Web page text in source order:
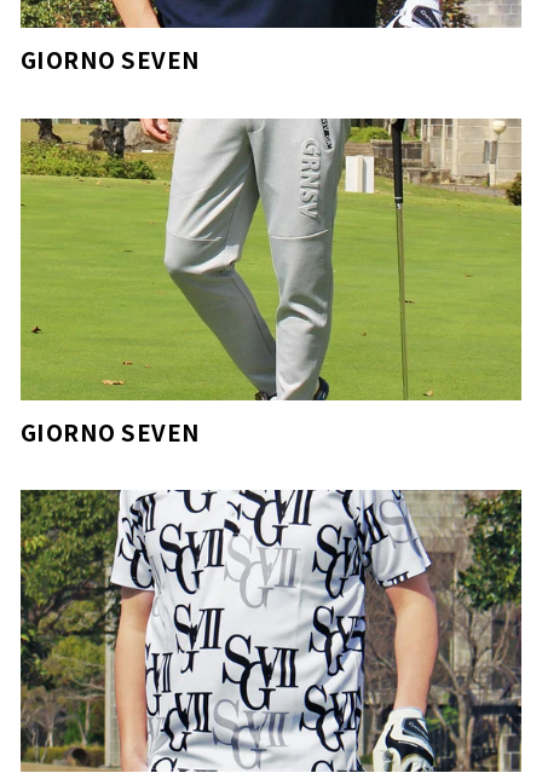
GIORNO SEVEN
GIORNO SEVEN